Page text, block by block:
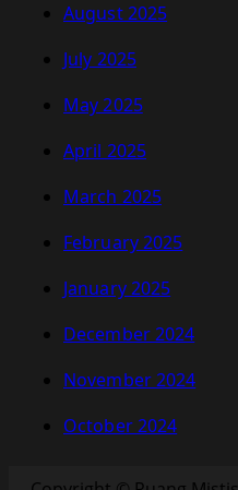
August 2025
July 2025
May 2025
April 2025
March 2025
February 2025
January 2025
December 2024
November 2024
October 2024